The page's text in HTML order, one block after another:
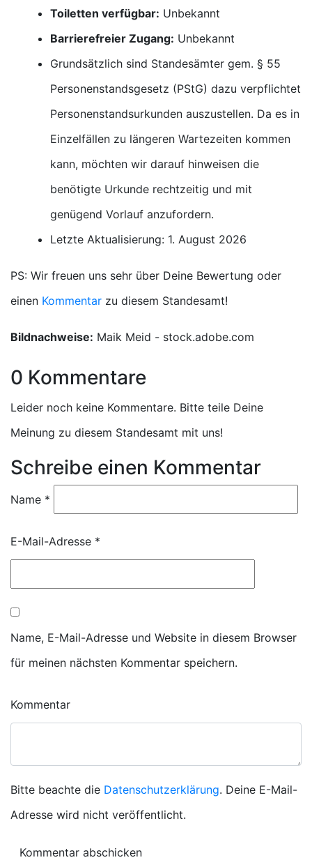
Toiletten verfügbar: Unbekannt
Barrierefreier Zugang: Unbekannt
Grundsätzlich sind Standesämter gem. § 55
Personenstandsgesetz (PStG) dazu verpflichtet
Personenstandsurkunden auszustellen. Da es in
Einzelfällen zu längeren Wartezeiten kommen
kann, möchten wir darauf hinweisen die
benötigte Urkunde rechtzeitig und mit
genügend Vorlauf anzufordern.
Letzte Aktualisierung: 1. August 2026
PS: Wir freuen uns sehr über Deine Bewertung oder
einen Kommentar zu diesem Standesamt!
Bildnachweise: Maik Meid - stock.adobe.com
0 Kommentare
Leider noch keine Kommentare. Bitte teile Deine
Meinung zu diesem Standesamt mit uns!
Schreibe einen Kommentar
Name *
E-Mail-Adresse *
Name, E-Mail-Adresse und Website in diesem Browser
für meinen nächsten Kommentar speichern.
Kommentar
Bitte beachte die Datenschutzerklärung. Deine E-Mail-
Adresse wird nicht veröffentlicht.